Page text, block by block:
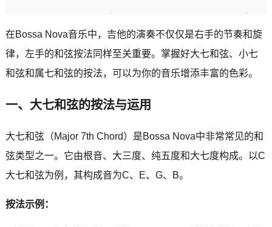
在Bossa Nova音乐中，吉他的演奏不仅仅是右手的节奏和旋
律，左手的和弦按法同样至关重要。掌握好大七和弦、小七
和弦和属七和弦的按法，可以为你的音乐增添丰富的色彩。
一、大七和弦的按法与运用
大七和弦（Major 7th Chord）是Bossa Nova中非常常见的和
弦类型之一。它由根音、大三度、纯五度和大七度构成。以C
大七和弦为例，其构成音为C、E、G、B。
按法示例：